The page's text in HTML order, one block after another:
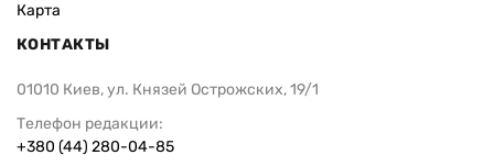
Карта
КОНТАКТЫ
01010 Киев, ул. Князей Острожских, 19/1
Телефон редакции:
+380 (44) 280-04-85